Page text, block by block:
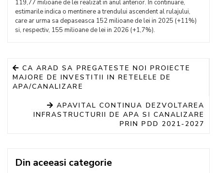
119,77 milioane de lei realizat in anul anterior. In continuare,
estimarile indica o mentinere a trendului ascendent al rulajului,
care ar urma sa depaseasca 152 milioane de lei in 2025 (+11%)
si, respectiv, 155 milioane de lei in 2026 (+1,7%).
CA ARAD SA PREGATESTE NOI PROIECTE
MAJORE DE INVESTITII IN RETELELE DE
APA/CANALIZARE
APAVITAL CONTINUA DEZVOLTAREA
INFRASTRUCTURII DE APA SI CANALIZARE
PRIN PDD 2021-2027
Din aceeasi categorie